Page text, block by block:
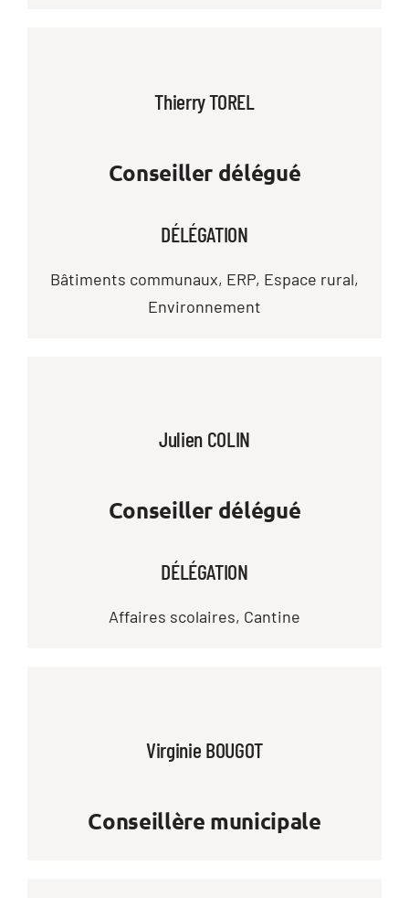
Thierry TOREL
Conseiller délégué
DÉLÉGATION
Bâtiments communaux, ERP, Espace rural,
Environnement
Julien COLIN
Conseiller délégué
DÉLÉGATION
Affaires scolaires, Cantine
Virginie BOUGOT
Conseillère municipale